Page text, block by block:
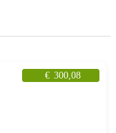
€ 300,08